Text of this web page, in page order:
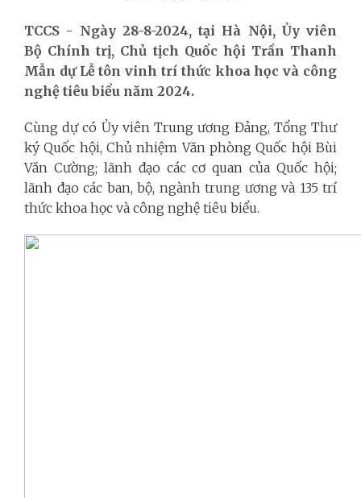
TCCS - Ngày 28-8-2024, tại Hà Nội, Ủy viên
Bộ Chính trị, Chủ tịch Quốc hội Trần Thanh
Mẫn dự Lễ tôn vinh trí thức khoa học và công
nghệ tiêu biểu năm 2024.
Cùng dự có Ủy viên Trung ương Đảng, Tổng Thư
ký Quốc hội, Chủ nhiệm Văn phòng Quốc hội Bùi
Văn Cường; lãnh đạo các cơ quan của Quốc hội;
lãnh đạo các ban, bộ, ngành trung ương và 135 trí
thức khoa học và công nghệ tiêu biểu.